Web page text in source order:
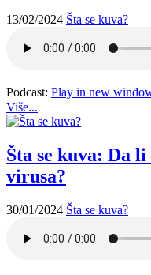
13/02/2024 Šta se kuva?
Podcast: Play in new
Više...
Šta se kuva: Da
virusa?
30/01/2024 Šta se kuva?